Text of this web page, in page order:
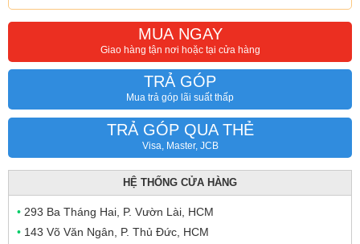
MUA NGAY
Giao hàng tận nơi hoặc tại cửa hàng
TRẢ GÓP
Mua trả góp lãi suất thấp
TRẢ GÓP QUA THẺ
Visa, Master, JCB
HỆ THỐNG CỬA HÀNG
• 293 Ba Tháng Hai, P. Vườn Lài, HCM
• 143 Võ Văn Ngân, P. Thủ Đức, HCM